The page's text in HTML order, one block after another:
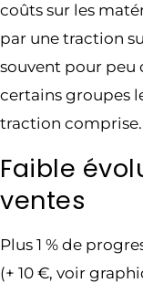
coûts sur les
par une traction
souvent pour peu
certains groupes
traction comprise.
Faible
ventes
Plus 1 % de
(+ 10 €, voir